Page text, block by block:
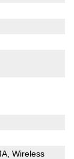
Wireless